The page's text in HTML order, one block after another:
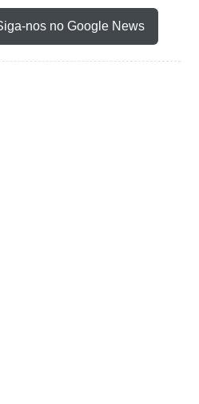
nos no Google News